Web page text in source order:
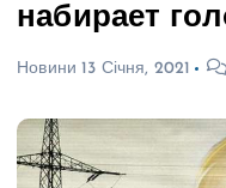
набирает
Новини 13 Січня, 2021